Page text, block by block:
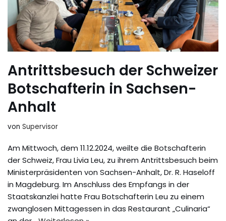
Antrittsbesuch der Schweizer
Botschafterin in Sachsen-
Anhalt
von Supervisor
Am Mittwoch, dem 11.12.2024, weilte die Botschafterin
der Schweiz, Frau Livia Leu, zu ihrem Antrittsbesuch beim
Ministerpräsidenten von Sachsen-Anhalt, Dr. R. Haseloff
in Magdeburg. Im Anschluss des Empfangs in der
Staatskanzlei hatte Frau Botschafterin Leu zu einem
zwanglosen Mittagessen in das Restaurant „Culinaria“